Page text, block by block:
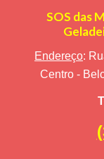
SOS das
Endereço:
Centro -